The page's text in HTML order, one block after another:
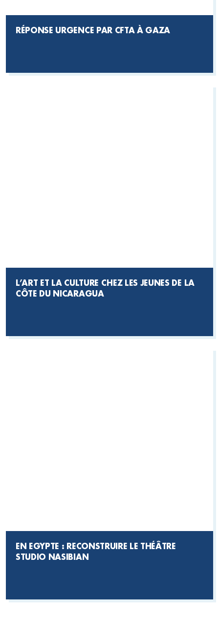
RÉPONSE URGENCE PAR CFTA À GAZA
L’ART ET LA CULTURE CHEZ LES JEUNES DE LA
CÔTE DU NICARAGUA
EN EGYPTE : RECONSTRUIRE LE THÉÂTRE
STUDIO NASIBIAN